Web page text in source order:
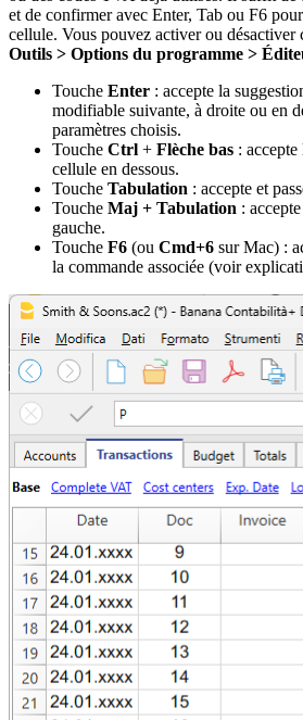
et de confirmer avec Enter, Tab ou F6
cellule. Vous pouvez activer ou désactiver
Outils > Options du programme >
Touche Enter : accepte la
modifiable suivante, à droite ou en
paramètres choisis.
Touche Ctrl + Flèche bas : accepte
cellule en dessous.
Touche Tabulation : accepte et
Touche Maj + Tabulation :
gauche.
Touche F6 (ou Cmd+6 sur Mac) :
la commande associée (voir